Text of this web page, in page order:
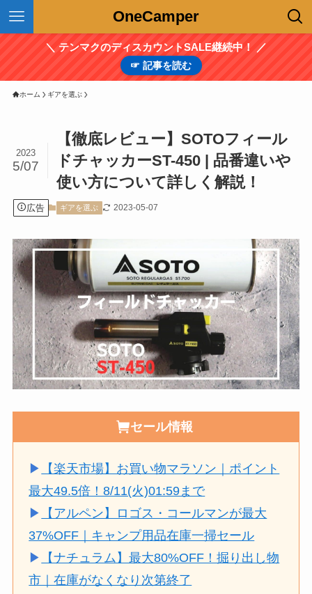
OneCamper
＼ テンマクのディスカウントSALE継続中！ ／
☞ 記事を読む
ホーム ギアを選ぶ
【徹底レビュー】SOTOフィール
ドチャッカーST-450 | 品番違いや
使い方について詳しく解説！
2023
5/07
広告 ギアを選ぶ 2023-05-07
セール情報
▶
【楽天市場】お買い物マラソン｜ポイント
最大49.5倍！8/11(火)01:59まで
▶
【アルペン】ロゴス・コールマンが最大
37%OFF｜キャンプ用品在庫一掃セール
▶
【ナチュラム】最大80%OFF！掘り出し物
市｜在庫がなくなり次第終了